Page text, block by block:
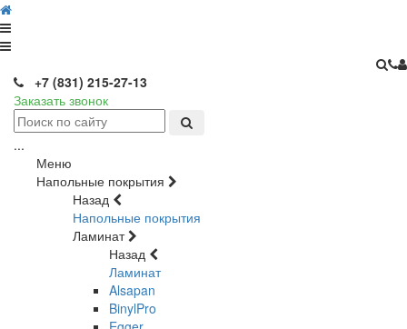
+7 (831) 215-27-13
Заказать звонок
...
Меню
Напольные покрытия
Назад
Напольные покрытия
Ламинат
Назад
Ламинат
Alsapan
BinylPro